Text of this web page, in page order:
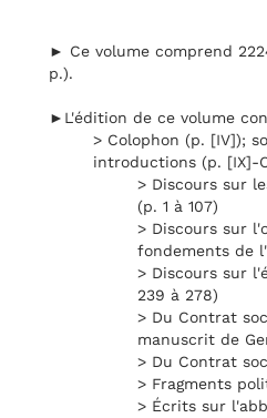
► Ce volume comprend
p.).
►L'édition de ce volume
> Colophon (p. [IV]);
introductions (p. [IX]-
> Discours sur
(p. 1 à 107)
> Discours sur
fondements de
> Discours sur
239 à 278)
> Du Contrat
manuscrit de
> Du Contrat
> Fragments
> Écrits sur